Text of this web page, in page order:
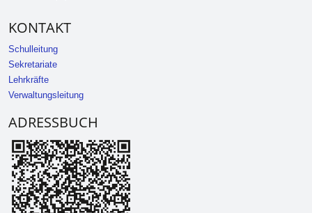
KONTAKT
Schulleitung
Sekretariate
Lehrkräfte
Verwaltungsleitung
ADRESSBUCH